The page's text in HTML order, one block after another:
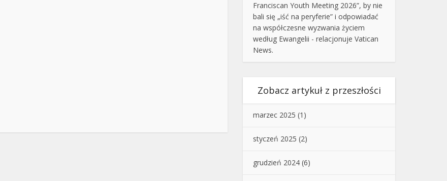
Franciscan Youth Meeting 2026”, by nie
bali się „iść na peryferie” i odpowiadać
na współczesne wyzwania życiem
według Ewangelii - relacjonuje Vatican
News.
Zobacz artykuł z przeszłości
marzec 2025 (1)
styczeń 2025 (2)
grudzień 2024 (6)